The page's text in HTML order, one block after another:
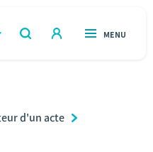
OUVERT
RECHERCHER
OUVERT
MENU
d'un acte